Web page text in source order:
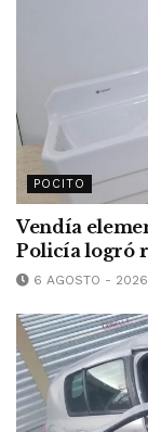
POCITO
Vendía
Policía logró
6 AGOSTO - 2026